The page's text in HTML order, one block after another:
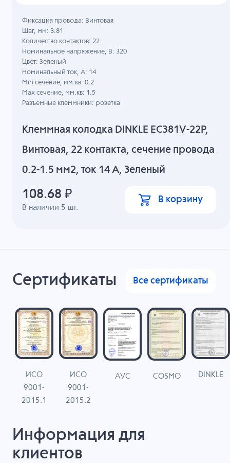
Клеммная колодка DINKLE EC381V-22P,
Винтовая, 22 контакта, сечение провода
0.2-1.5 мм2, ток 14 A, Зеленый
В наличии 5 шт.
Фиксация провода: Винтовая
Шаг, мм: 3.81
Количество контактов: 22
Номинальное напряжение, B: 320
Цвет: Зеленый
Номинальный ток, А: 14
Min сечение, мм.кв: 0.2
Max сечение, мм.кв: 1.5
Разъемные клеммники: розетка
108.68 ₽ В корзину
Сертификаты Все сертификаты
ИСО
9001-
2015.1
ИСО
9001-
2015.2
AVC COSMO DINKLE
Информация для
клиентов